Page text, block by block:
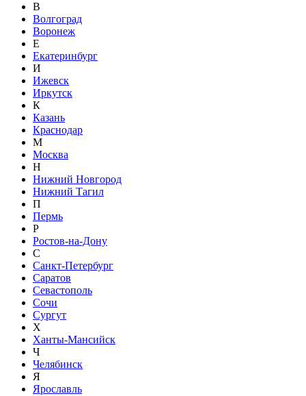
В
Волгоград
Воронеж
Е
Екатеринбург
И
Ижевск
Иркутск
К
Казань
Краснодар
М
Москва
Н
Нижний Новгород
Нижний Тагил
П
Пермь
Р
Ростов-на-Дону
С
Санкт-Петербург
Саратов
Севастополь
Сочи
Сургут
Х
Ханты-Мансийск
Ч
Челябинск
Я
Ярославль